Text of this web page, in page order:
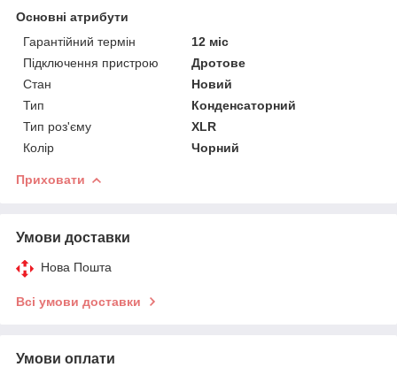
Основні атрибути
Гарантійний термін
12 міс
Підключення пристрою
Дротове
Стан
Новий
Тип
Конденсаторний
Тип роз'єму
XLR
Колір
Чорний
Приховати
Умови доставки
Нова Пошта
Всі умови доставки
Умови оплати